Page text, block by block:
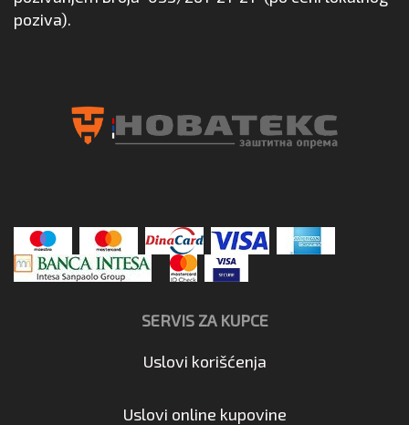
poziva).
SERVIS ZA KUPCE
Uslovi korišćenja
Uslovi online kupovine